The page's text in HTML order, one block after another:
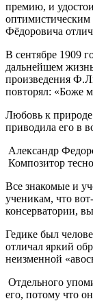
премию, и
Фёдоровича
В сентябре 1909
дальнейшем
произведения
повторял: «Боже
Любовь к
приводила его в
Александр
Композитор
Все знакомые и
ученикам, что
консерватории,
Гедике был
отличал яркий
неизменной
Отдельного
его, потому что